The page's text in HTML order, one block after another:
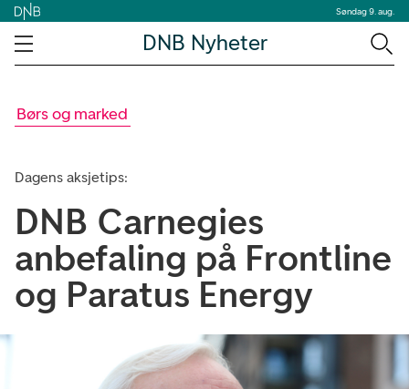
Søndag 9. aug.
DNB Nyheter
Børs og marked
Dagens aksjetips:
DNB Carnegies
anbefaling på Frontline
og Paratus Energy